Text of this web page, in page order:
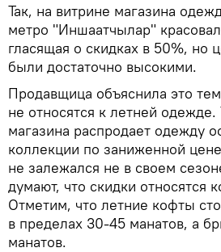
Так, на витрине магазина
метро "Иншаатчылар"
гласящая о скидках в 50%, но
были достаточно высокими.
Продавщица объяснила это
не относятся к летней одежде.
магазина распродает одежду
коллекции по заниженной
не залежался не в своем
думают, что скидки относятся
Отметим, что летние кофты
в пределах 30-45 манатов, а
манатов.